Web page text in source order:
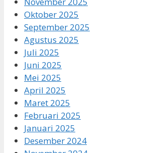
Oktober 2025
September 2025
Agustus 2025
Juli 2025
Juni 2025
Mei 2025
April 2025
Maret 2025
Februari 2025
Januari 2025
Desember 2024